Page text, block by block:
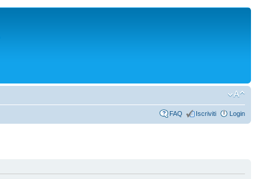
FAQ Iscriviti Login